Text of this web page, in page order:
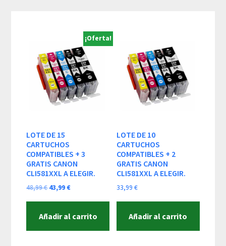
¡Oferta!
LOTE DE 15
CARTUCHOS
COMPATIBLES + 3
GRATIS CANON
CLI581XXL A ELEGIR.
48,99€ El
era:
48,99 €.
43,99€El
es:
43,99 €.
Añadir al carrito
LOTE DE 10
CARTUCHOS
COMPATIBLES + 2
GRATIS CANON
CLI581XXL A ELEGIR.
33,99 €
Añadir al carrito